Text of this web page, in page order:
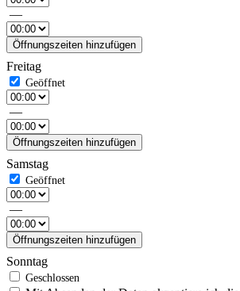
—
Öffnungszeiten hinzufügen
Freitag
—
Öffnungszeiten hinzufügen
Samstag
—
Öffnungszeiten hinzufügen
Sonntag